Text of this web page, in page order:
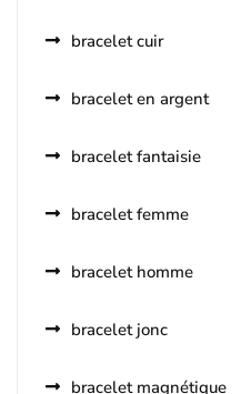
bracelet cuir
bracelet en argent
bracelet fantaisie
bracelet femme
bracelet homme
bracelet jonc
bracelet magnétique